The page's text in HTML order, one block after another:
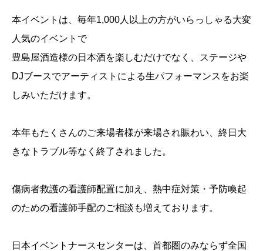
本イベントは、毎年1,000人以上の方がいらっしゃる大変
人気のイベントで
豊島屋酒造様の日本酒を楽しむだけでなく、ステージや
DJブースでアーティストによる生パフォーマンスをお楽
しみいただけます。
本年もたくさんのご来場者様が来場され賑わい、終日大
きなトラブル等なく終了されました。
傷病者救護の看護師配置に加え、熱中症対策・予防喚起
のための看護師手配のご相談も増えております。
日本イベントナースセンターは、首都圏のみならず全国